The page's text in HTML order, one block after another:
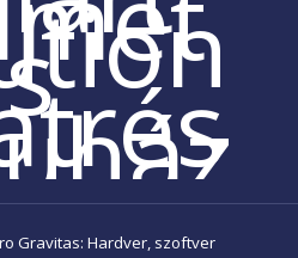
s
Gravitas: Hardver, szoftver